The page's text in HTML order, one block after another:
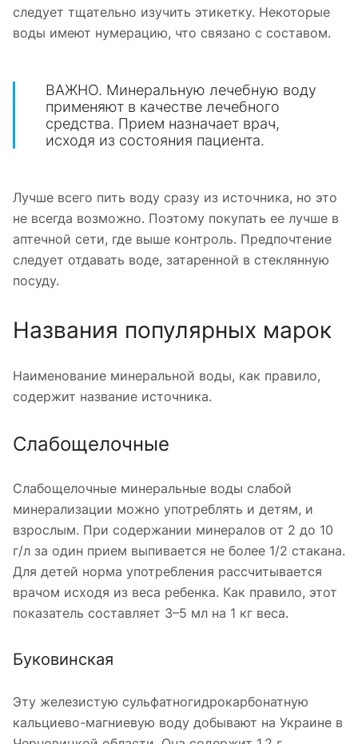
следует тщательно изучить этикетку. Некоторые
воды имеют нумерацию, что связано с составом.
ВАЖНО. Минеральную лечебную воду
применяют в качестве лечебного
средства. Прием назначает врач,
исходя из состояния пациента.
Лучше всего пить воду сразу из источника, но это
не всегда возможно. Поэтому покупать ее лучше в
аптечной сети, где выше контроль. Предпочтение
следует отдавать воде, затаренной в стеклянную
посуду.
Названия популярных марок
Наименование минеральной воды, как правило,
содержит название источника.
Слабощелочные
Слабощелочные минеральные воды слабой
минерализации можно употреблять и детям, и
взрослым. При содержании минералов от 2 до 10
г/л за один прием выпивается не более 1/2 стакана.
Для детей норма употребления рассчитывается
врачом исходя из веса ребенка. Как правило, этот
показатель составляет 3–5 мл на 1 кг веса.
Буковинская
Эту железистую сульфатногидрокарбонатную
кальциево-магниевую воду добывают на Украине в